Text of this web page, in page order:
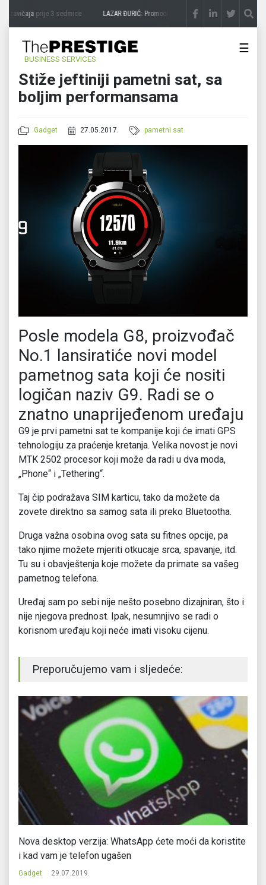
zavičajaprije 3 sedmice LAZAR ĐURIĆ: Promocija potencijal pretvara u destinaciju
BUSINESS SERVICES
☰
Stiže jeftiniji pametni sat, sa
boljim performansama
Gadget 27.05.2017. pametni sat
Posle modela G8, proizvođač
No.1 lansiratiće novi model
pametnog sata koji će nositi
logičan naziv G9. Radi se o
znatno unaprijeđenom uređaju
G9 je prvi pametni sat te kompanije koji će imati GPS
tehnologiju za praćenje kretanja. Velika novost je novi
MTK 2502 procesor koji može da radi u dva moda,
„Phone“ i „Tethering“.
Taj čip podražava SIM karticu, tako da možete da
zovete direktno sa samog sata ili preko Bluetootha.
Druga važna osobina ovog sata su fitnes opcije, pa
tako njime možete mjeriti otkucaje srca, spavanje, itd.
Tu su i obavještenja koje možete da primate sa vašeg
pametnog telefona.
Uređaj sam po sebi nije nešto posebno dizajniran, što i
nije njegova prednost. Ipak, nesumnjivo se radi o
korisnom uređaju koji neće imati visoku cijenu.
Preporučujemo vam i sljedeće:
Nova desktop verzija: WhatsApp ćete moći da koristite
i kad vam je telefon ugašen
Gadget 29.07.2019.